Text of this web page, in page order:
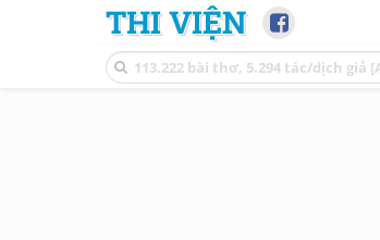
THI VIỆN